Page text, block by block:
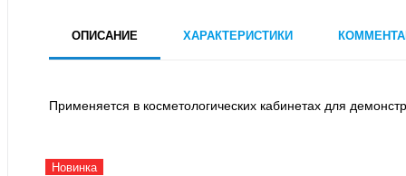
ОПИСАНИЕ ХАРАКТЕРИСТИКИ
Применяется в косметологических кабинетах для
Новинка